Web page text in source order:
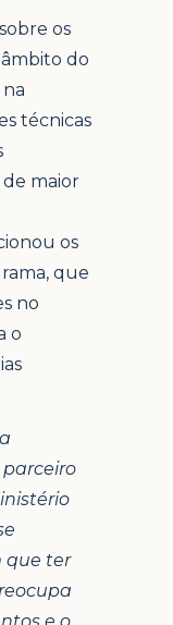
os
do
técnicas
de maior
os
que
no
o
que ter